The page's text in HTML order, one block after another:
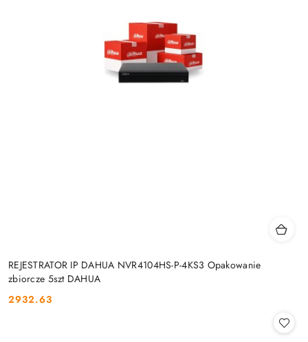
REJESTRATOR IP DAHUA NVR4104HS-P-4KS3 Opakowanie
zbiorcze 5szt DAHUA
Cena:
2932.63